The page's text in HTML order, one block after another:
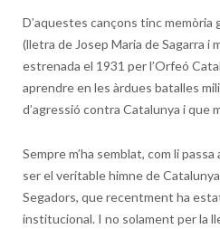
D’aquestes cançons tinc memòria
(lletra de Josep Maria de Sagarra i
estrenada el 1931 per l’Orfeó
aprendre en les àrdues batalles
d’agressió contra Catalunya i que
Sempre m’ha semblat, com li
ser el veritable himne de
Segadors, que recentment ha
institucional. I no solament per la